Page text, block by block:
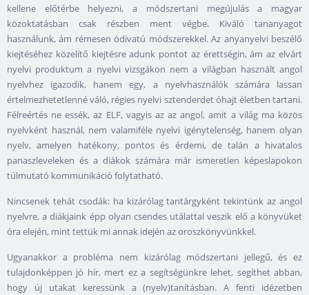
kellene előtérbe helyezni, a módszertani megújulás a magyar
közoktatásban csak részben ment végbe. Kiváló tananyagot
használunk, ám rémesen ódivatú módszerekkel. Az anyanyelvi beszélő
kiejtéséhez közelítő kiejtésre adunk pontot az érettségin, ám az elvárt
nyelvi produktum a nyelvi vizsgákon nem a világban használt angol
nyelvhez igazodik, hanem egy, a nyelvhasználók számára lassan
értelmezhetetlenné váló, régies nyelvi sztenderdet óhajt életben tartani.
Félreértés ne essék, az ELF, vagyis az az angol, amit a világ ma közös
nyelvként használ, nem valamiféle nyelvi igénytelenség, hanem olyan
nyelv, amelyen hatékony, pontos és érdemi, de talán a hivatalos
panaszleveleken és a diákok számára már ismeretlen képeslapokon
túlmutató kommunikáció folytatható.
Nincsenek tehát csodák: ha kizárólag tantárgyként tekintünk az angol
nyelvre, a diákjaink épp olyan csendes utálattal veszik elő a könyvüket
óra elején, mint tettük mi annak idején az oroszkönyvünkkel.
Ugyanakkor a probléma nem kizárólag módszertani jellegű, és ez
tulajdonképpen jó hír, mert ez a segítségünkre lehet, segíthet abban,
hogy új utakat keressünk a (nyelv)tanításban. A fenti idézetben